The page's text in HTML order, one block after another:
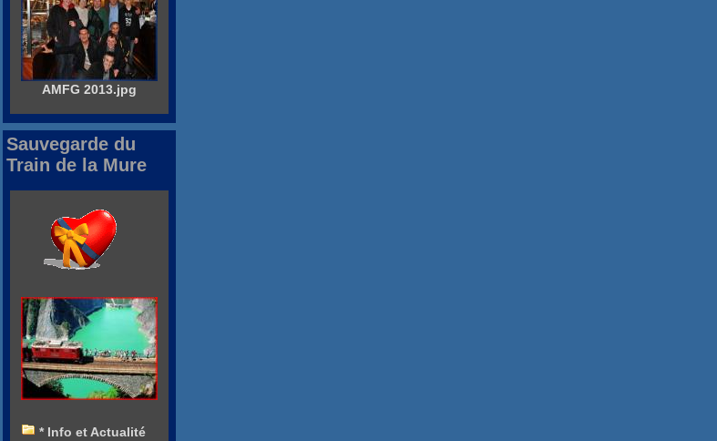
AMFG 2013.jpg
Sauvegarde du
Train de la Mure
* Info et Actualité